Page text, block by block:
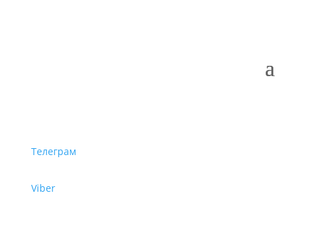
Телеграм
Viber